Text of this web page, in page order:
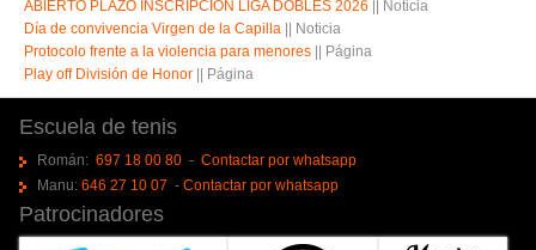
ABIERTO PLAZO INSCRIPCION LIGA DOBLES 2026
Noticia
Día de convivencia Virgen de la Capilla
Noticia
Protocolo frente a la violencia para menores
Página
Play off División de Honor
Página
Escuela de tenis
Román: 697 18 00 80- Contactar por whatsapp
Manu: 646 27 10 07 - Contactar por whatsapp
Patrocinadores